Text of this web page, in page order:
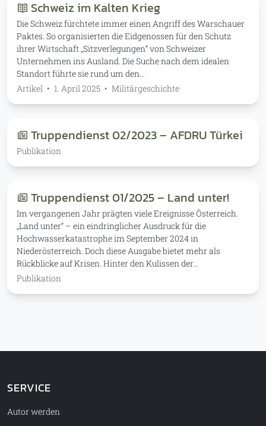
Schweiz im Kalten Krieg
Die Schweiz fürchtete immer einen Angriff des Warschauer
Paktes. So organisierten die Eidgenossen für den Schutz
ihrer Wirtschaft „Sitzverlegungen“ von Schweizer
Unternehmen ins Ausland. Die Suche nach dem idealen
Standort führte sie rund um den…
Artikel • 1. April 2025 • Militärgeschichte
Truppendienst 02/2023 – AFDRU Türkei
Publikation
Truppendienst 01/2025 – Land unter!
Im vergangenen Jahr prägten viele Ereignisse Österreich.
„Land unter“ – ein eindringlicher Ausdruck für die
Hochwasserkatastrophe im September 2024 in
Niederösterreich. Doch diese Ausgabe bietet mehr als
Rückblicke auf Krisen. Hinter den Kulissen der…
Publikation
SERVICE
Autor werden